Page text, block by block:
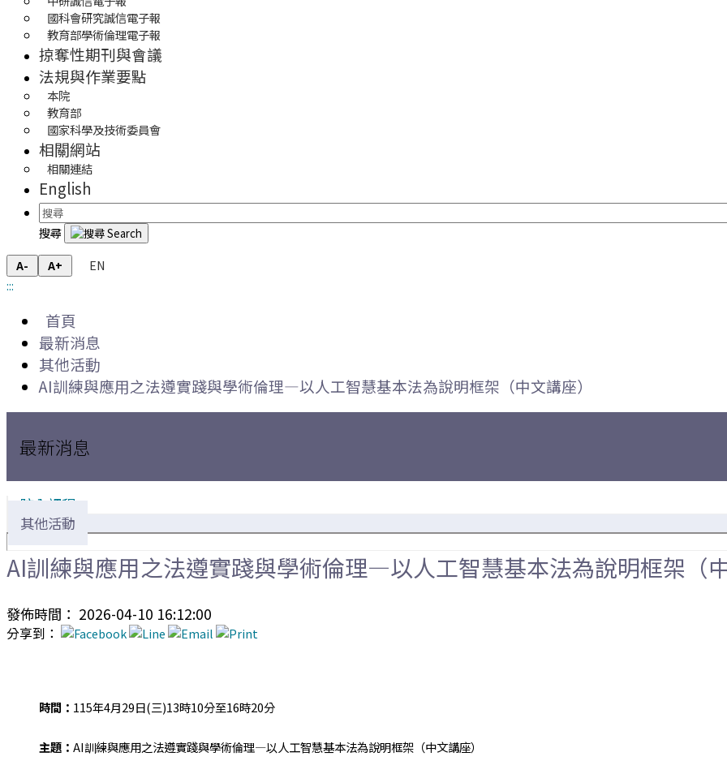
國科會研究誠信電子報
教育部學術倫理電子報
掠奪性期刊與會議
法規與作業要點
本院
教育部
國家科學及技術委員會
相關網站
相關連結
English
搜尋
A- A+
EN
:::
首頁
最新消息
其他活動
AI訓練與應用之法遵實踐與學術倫理—以人工智慧基本法為說明框架（中文講座）
最新消息
院內課程
其他活動
AI訓練與應用之法遵實踐與學術倫理—以人工智慧基本法為說明框架（中
發佈時間： 2026-04-10 16:12:00
分享到：
時間： 115年4月29日(三)13時10分至16時20分
主題： AI訓練與應用之法遵實踐與學術倫理—以人工智慧基本法為說明框架（中文講座）